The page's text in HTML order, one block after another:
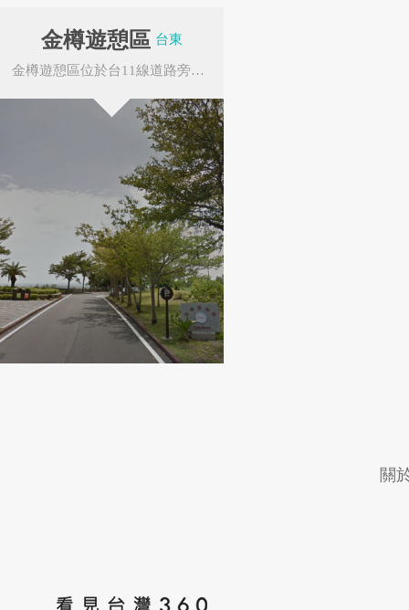
嘉義太保市
花蓮縣秀林鄉
金樽遊憩區 台東
金樽遊憩區位於台11線道路旁，遊憩區的觀景台可俯瞰海岸全景，包括金樽漁港、白沙灣海灘及金...
關